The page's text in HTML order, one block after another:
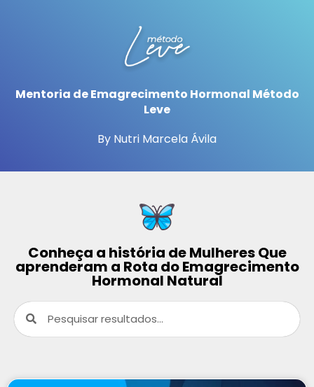
Mentoria de Emagrecimento Hormonal Método
Leve
By Nutri Marcela Ávila
Conheça a história de Mulheres Que
aprenderam a Rota do Emagrecimento
Hormonal Natural